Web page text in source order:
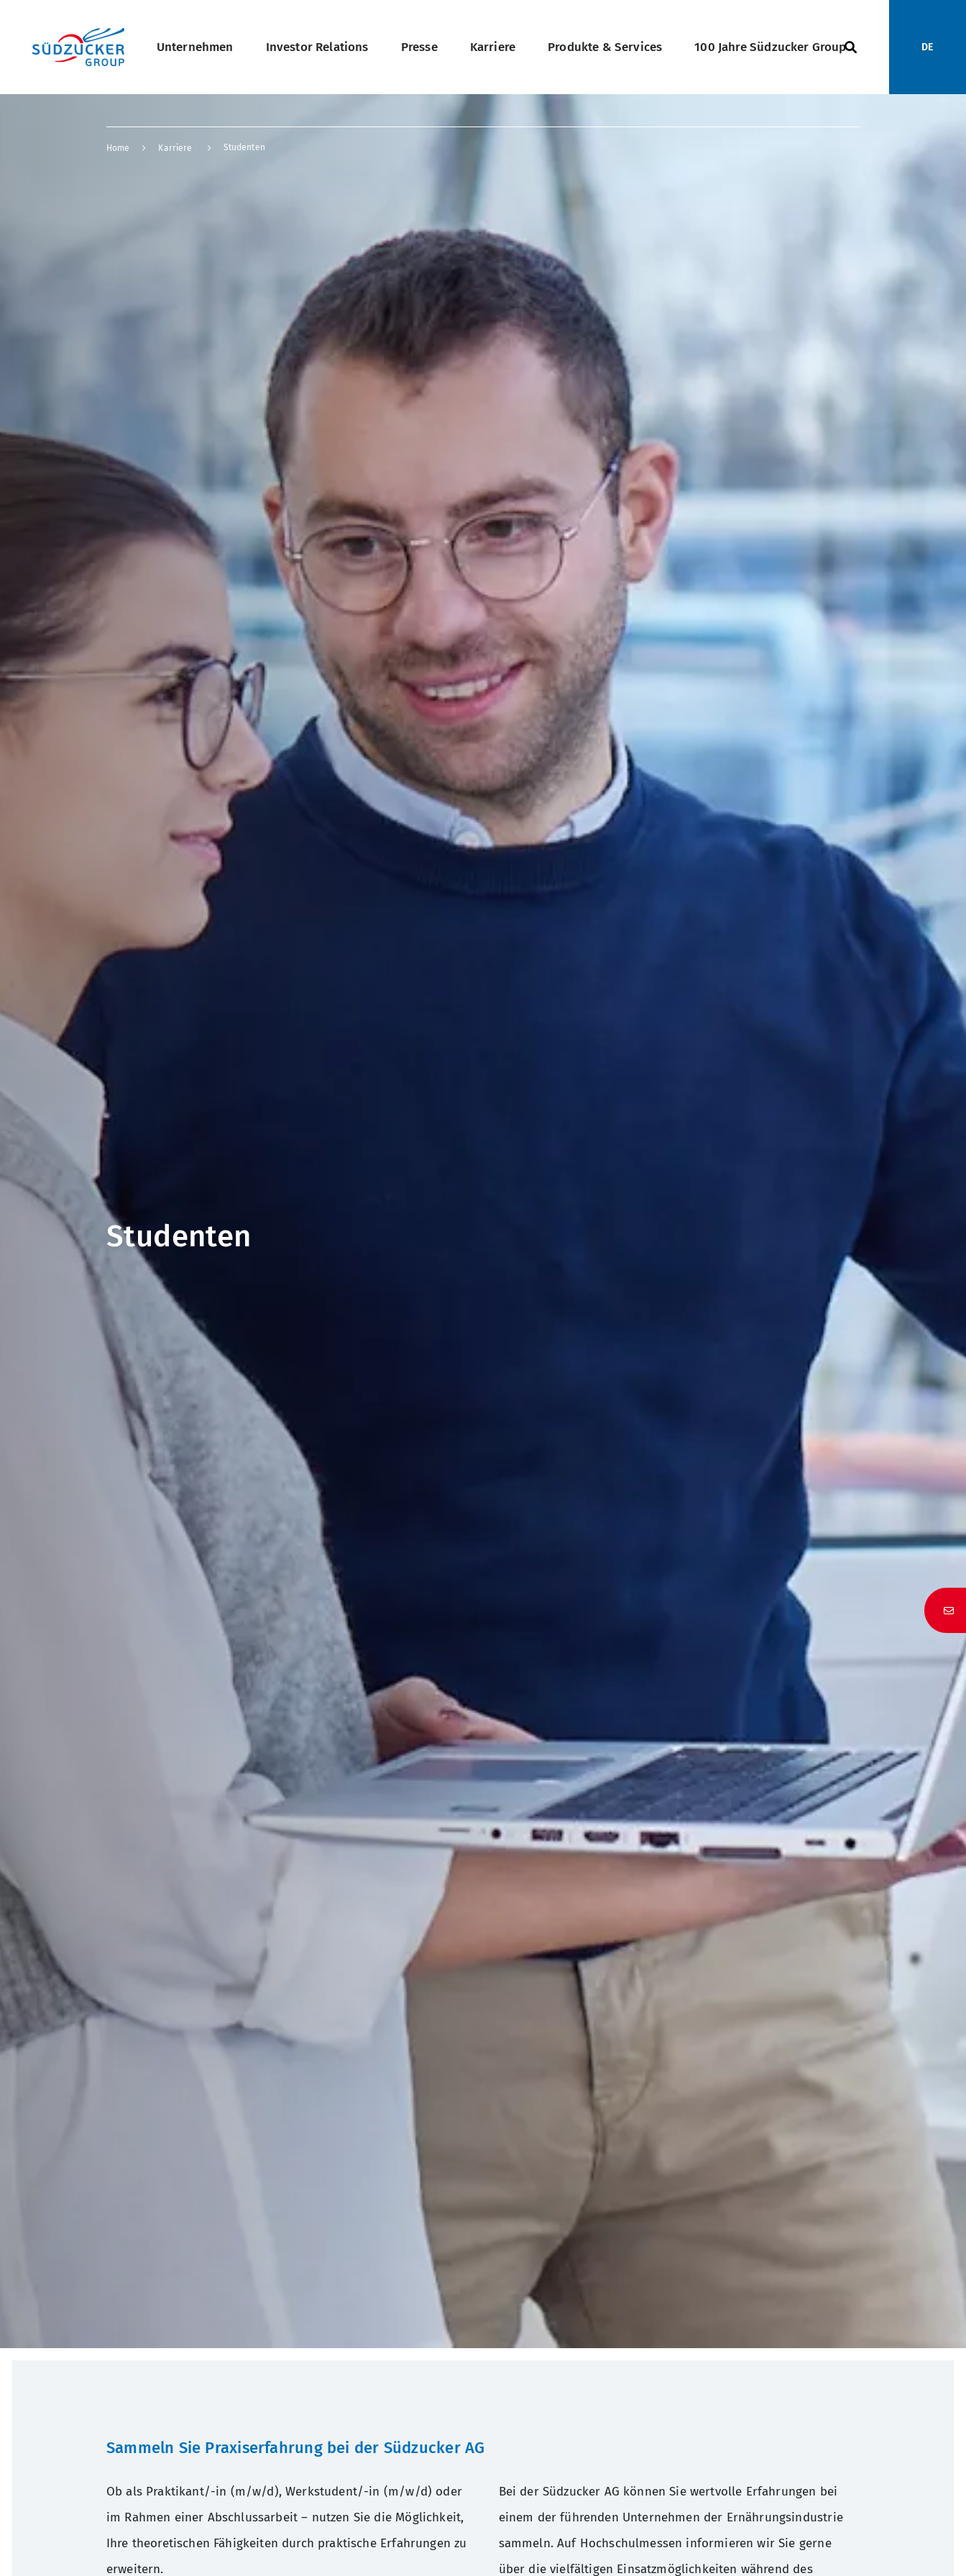
Unternehmen Investor Relations Presse Karriere Produkte & Services 100 Jahre Südzucker Group DE
Breadcrumb
Home Karriere Studenten
Studenten
Sammeln Sie Praxiserfahrung bei der Südzucker AG
Ob als Praktikant/-in (m/w/d), Werkstudent/-in (m/w/d) oder
im Rahmen einer Abschlussarbeit – nutzen Sie die Möglichkeit,
Ihre theoretischen Fähigkeiten durch praktische Erfahrungen zu
erweitern.
Bei der Südzucker AG können Sie wertvolle Erfahrungen bei
einem der führenden Unternehmen der Ernährungsindustrie
sammeln. Auf Hochschulmessen informieren wir Sie gerne
über die vielfältigen Einsatzmöglichkeiten während des